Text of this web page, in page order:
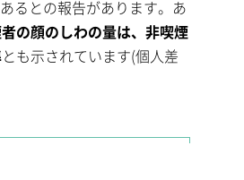
るとの報告があります。あ
の顔のしわの量は、非喫煙
とも示されています(個人差